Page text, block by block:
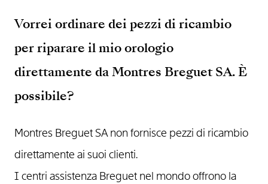
Vorrei ordinare dei pezzi di ricambio
per riparare il mio orologio
direttamente da Montres Breguet SA. È
possibile?
Montres Breguet SA non fornisce pezzi di ricambio
direttamente ai suoi clienti.
I centri assistenza Breguet nel mondo offrono la